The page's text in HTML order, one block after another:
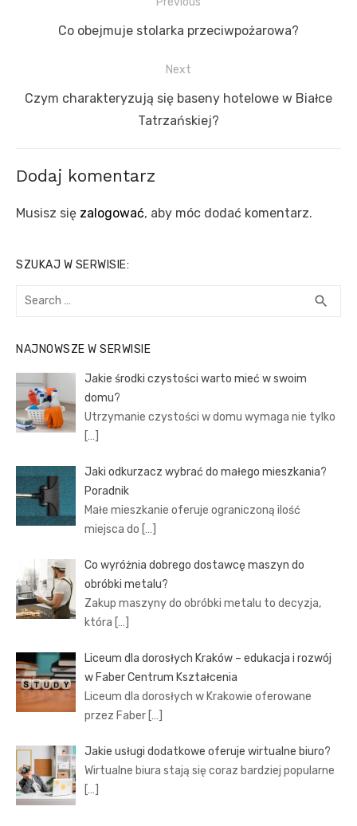
wpisuPrevious
Co obejmuje stolarka przeciwpożarowa?
Next
Next
Czym charakteryzują się baseny hotelowe w Białce
Tatrzańskiej?
Dodaj komentarz
Musisz się zalogować, aby móc dodać komentarz.
SZUKAJ W SERWISIE:
Search
search
NAJNOWSZE W SERWISIE
Jakie środki czystości warto mieć w swoim
domu?
Utrzymanie czystości w domu wymaga nie tylko
[…]
Jaki odkurzacz wybrać do małego mieszkania?
Poradnik
Małe mieszkanie oferuje ograniczoną ilość
miejsca do […]
Co wyróżnia dobrego dostawcę maszyn do
obróbki metalu?
Zakup maszyny do obróbki metalu to decyzja,
która […]
Liceum dla dorosłych Kraków – edukacja i rozwój
w Faber Centrum Kształcenia
Liceum dla dorosłych w Krakowie oferowane
przez Faber […]
Jakie usługi dodatkowe oferuje wirtualne biuro?
Wirtualne biura stają się coraz bardziej popularne
[…]